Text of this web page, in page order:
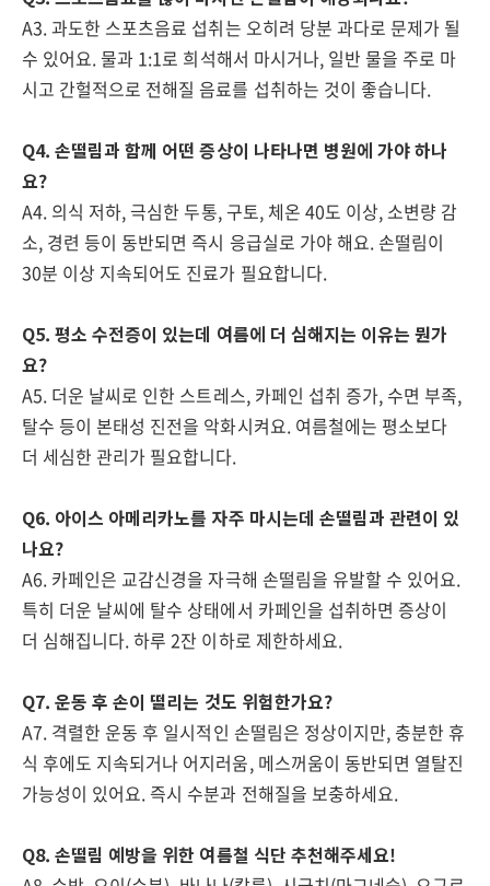
A3. 과도한 스포츠음료 섭취는 오히려 당분 과다로 문제가 될
수 있어요. 물과 1:1로 희석해서 마시거나, 일반 물을 주로 마
시고 간헐적으로 전해질 음료를 섭취하는 것이 좋습니다.
Q4. 손떨림과 함께 어떤 증상이 나타나면 병원에 가야 하나
요?
A4. 의식 저하, 극심한 두통, 구토, 체온 40도 이상, 소변량 감
소, 경련 등이 동반되면 즉시 응급실로 가야 해요. 손떨림이
30분 이상 지속되어도 진료가 필요합니다.
Q5. 평소 수전증이 있는데 여름에 더 심해지는 이유는 뭔가
요?
A5. 더운 날씨로 인한 스트레스, 카페인 섭취 증가, 수면 부족,
탈수 등이 본태성 진전을 악화시켜요. 여름철에는 평소보다
더 세심한 관리가 필요합니다.
Q6. 아이스 아메리카노를 자주 마시는데 손떨림과 관련이 있
나요?
A6. 카페인은 교감신경을 자극해 손떨림을 유발할 수 있어요.
특히 더운 날씨에 탈수 상태에서 카페인을 섭취하면 증상이
더 심해집니다. 하루 2잔 이하로 제한하세요.
Q7. 운동 후 손이 떨리는 것도 위험한가요?
A7. 격렬한 운동 후 일시적인 손떨림은 정상이지만, 충분한 휴
식 후에도 지속되거나 어지러움, 메스꺼움이 동반되면 열탈진
가능성이 있어요. 즉시 수분과 전해질을 보충하세요.
Q8. 손떨림 예방을 위한 여름철 식단 추천해주세요!